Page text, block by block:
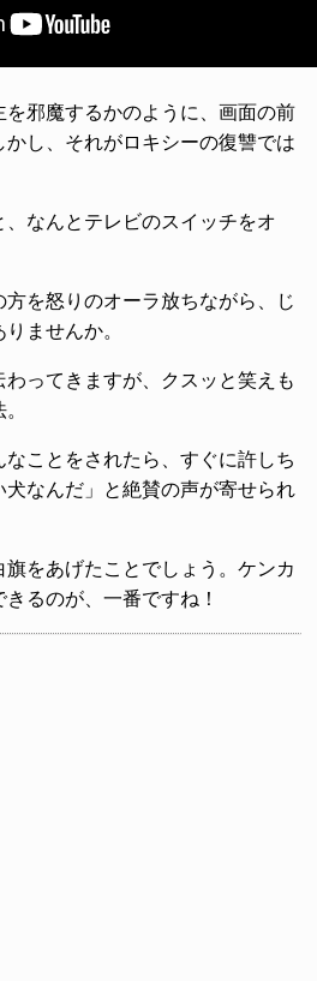
邪魔するかのように、画面の前
し、それがロキシーの復讐では
なんとテレビのスイッチをオ
を怒りのオーラ放ちながら、じ
ませんか。
ってきますが、クスッと笑えも
ことをされたら、すぐに許しち
犬なんだ」と絶賛の声が寄せられ
をあげたことでしょう。ケンカ
るのが、一番ですね！